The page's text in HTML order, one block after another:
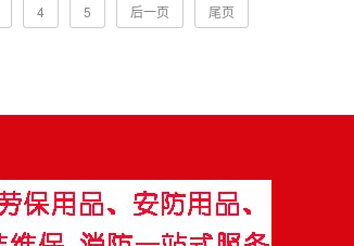
4 5 后一页 尾页